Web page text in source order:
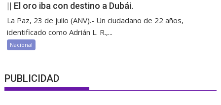
|| El oro iba con destino a Dubái.
La Paz, 23 de julio (ANV).- Un ciudadano de 22 años,
identificado como Adrián L. R.,...
Nacional
PUBLICIDAD